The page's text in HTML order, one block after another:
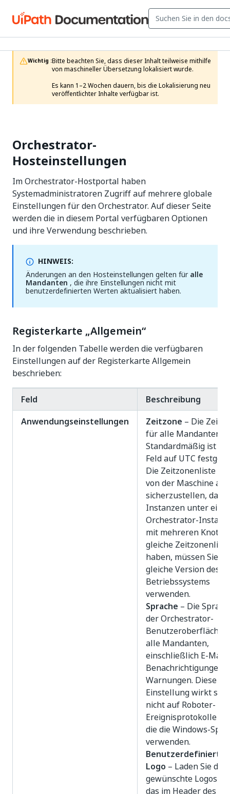
Wichtig :Bitte beachten Sie, dass dieser Inhalt teilweise mithilfe
von maschineller Übersetzung lokalisiert wurde.
Es kann 1–2 Wochen dauern, bis die Lokalisierung neu
veröffentlichter Inhalte verfügbar ist.
Orchestrator-
Hosteinstellungen
Im Orchestrator-Hostportal haben
Systemadministratoren Zugriff auf mehrere globale
Einstellungen für den Orchestrator. Auf dieser Seite
werden die in diesem Portal verfügbaren Optionen
und ihre Verwendung beschrieben.
HINWEIS:
Änderungen an den Hosteinstellungen gelten füralle
Mandanten , die ihre Einstellungen nicht mit
benutzerdefinierten Werten aktualisiert haben.
Registerkarte „Allgemein“
In der folgenden Tabelle werden die verfügbaren
Einstellungen auf der Registerkarte Allgemein
beschrieben:
Feld
Beschreibung
Anwendungseinstellungen
Zeitzone – Die
für alle Mandanten.
Standardmäßig ist
Feld auf UTC
Die Zeitzonenliste
von der Maschine ab.
sicherzustellen, dass
Instanzen unter einer
Orchestrator-
mit mehreren
gleiche Zeitzonenliste
haben, müssen Sie
gleiche Version des
Betriebssystems
verwenden.
Sprache – Die
der Orchestrator-
Benutzeroberfläche
alle Mandanten,
einschließlich E-Mail-
Benachrichtigungen
Warnungen. Diese
Einstellung wirkt sich
nicht auf Roboter-
Ereignisprotokolle
die die Windows-
verwenden.
Benutzerdefiniertes
Logo – Laden Sie das
gewünschte Logos
das im Header des